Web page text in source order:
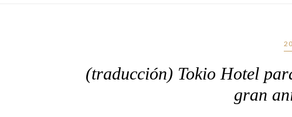
(traducción) Tokio Hotel
gran